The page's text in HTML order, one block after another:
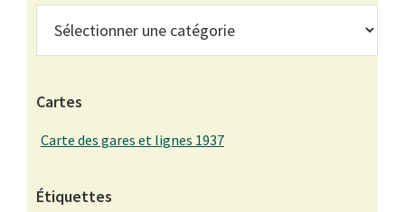
Cartes
Carte des gares et lignes 1937
Étiquettes